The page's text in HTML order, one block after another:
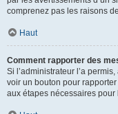
comprenez pas les raisons
Haut
Comment rapporter des
Si l’administrateur l’a
voir un bouton pour
aux étapes nécessaires pour